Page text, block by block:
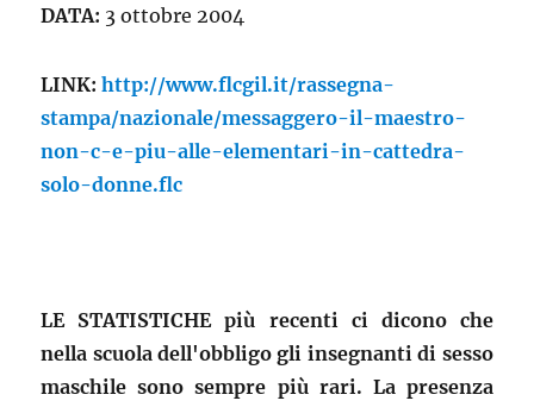
DATA: 3 ottobre 2004
LINK:http://www.flcgil.it/rassegna-
stampa/nazionale/messaggero-il-maestro-
non-c-e-piu-alle-elementari-in-cattedra-
solo-donne.flc
LE STATISTICHE più recenti ci dicono che
nella scuola dell'obbligo gli insegnanti di sesso
maschile sono sempre più rari. La presenza